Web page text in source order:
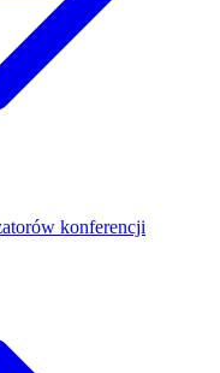
konferencji